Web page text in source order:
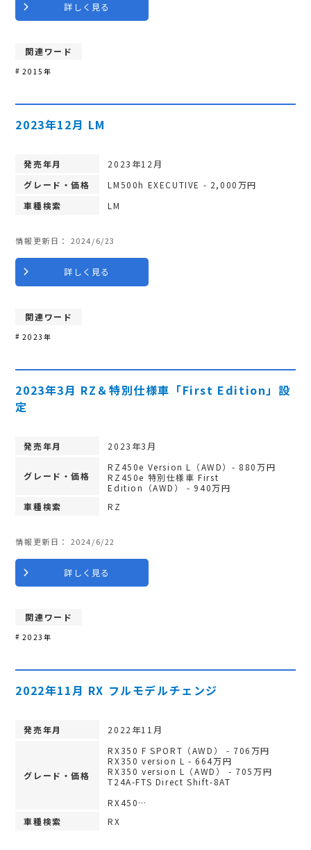
詳しく見る
関連ワード
2015年
2023年12月 LM
発売年月
2023年12月
グレード・価格
LM500h EXECUTIVE - 2,000万円
車種検索
LM
情報更新日： 2024/6/23
詳しく見る
関連ワード
2023年
2023年3月 RZ＆特別仕様車「First Edition」設
定
発売年月 2023年3月
グレード・価格
RZ450e Version L（AWD）- 880万円
RZ450e 特別仕様車 First
Edition（AWD） - 940万円
車種検索
RZ
情報更新日： 2024/6/22
詳しく見る
関連ワード
2023年
2022年11月 RX フルモデルチェンジ
発売年月 2022年11月
グレード・価格
RX350 F SPORT（AWD） - 706万円
RX350 version L - 664万円
RX350 version L（AWD） - 705万円
T24A-FTS Direct Shift-8AT
RX450…
車種検索
RX